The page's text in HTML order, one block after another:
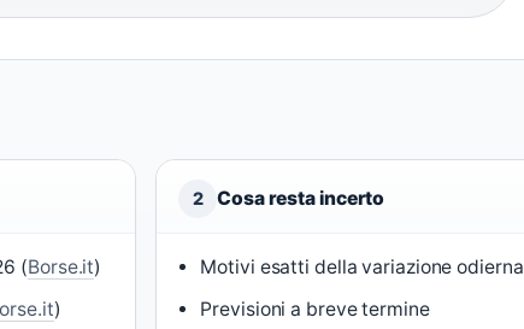
(Borse.it)
)
2 Cosa resta incerto
Motivi esatti della variazione odierna
Previsioni a breve termine